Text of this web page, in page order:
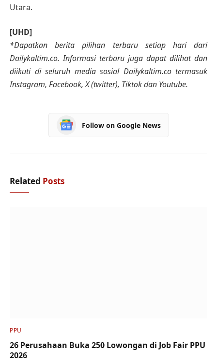
Utara.
[UHD]
*Dapatkan berita pilihan terbaru setiap hari dari
Dailykaltim.co. Informasi terbaru juga dapat dilihat dan
diikuti di seluruh media sosial Dailykaltim.co termasuk
Instagram, Facebook, X (twitter), Tiktok dan Youtube.
Follow on Google News
Related Posts
PPU
26 Perusahaan Buka 250 Lowongan di Job Fair PPU
2026